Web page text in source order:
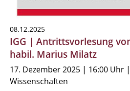
08.12.2025
IGG | Antrittsvorlesung
habil. Marius Milatz
17. Dezember 2025 | 16:00 Uhr
Wissenschaften